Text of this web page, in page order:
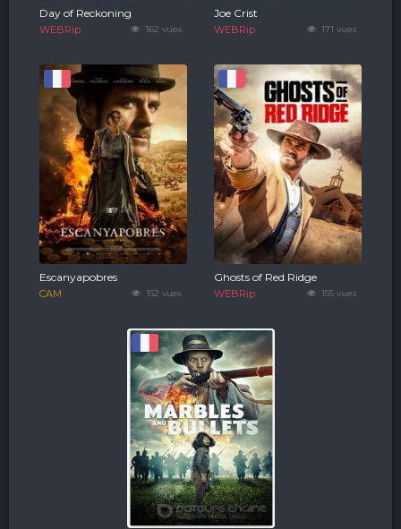
162 vues
Day of Reckoning
WEBRip 171 vues
Joe Crist
WEBRip
152 vues
Escanyapobres
CAM 155 vues
Ghosts of Red Ridge
WEBRip